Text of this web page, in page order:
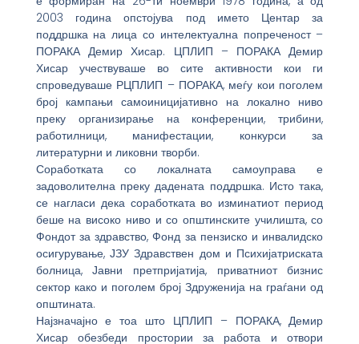
2003 година опстојува под името Центар за
поддршка на лица со интелектуална попреченост –
ПОРАКА Демир Хисар. ЦПЛИП – ПОРАКА Демир
Хисар учествуваше во сите активности кои ги
спроведуваше РЦПЛИП – ПОРАКА, меѓу кои поголем
број кампањи самоиницијативно на локално ниво
преку организирање на конференции, трибини,
работилници, манифестации, конкурси за
литературни и ликовни творби.
Соработката со локалната самоуправа е
задоволителна преку дадената поддршка. Исто така,
се нагласи дека соработката во изминатиот период
беше на високо ниво и со општинските училишта, со
Фондот за здравство, Фонд за пензиско и инвалидско
осигурување, ЈЗУ Здравствен дом и Психијатриската
болница, Јавни претпријатија, приватниот бизнис
сектор како и поголем број Здруженија на граѓани од
општината.
Најзначајно е тоа што ЦПЛИП – ПОРАКА, Демир
Хисар обезбеди простории за работа и отвори